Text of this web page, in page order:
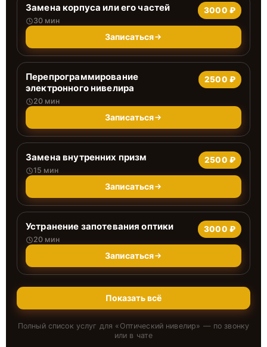
Замена корпуса или его частей
30 мин
3000 ₽
Записаться
Перепрограммирование
электронного нивелира
20 мин
2500 ₽
Записаться
Замена внутренних призм
15 мин
2500 ₽
Записаться
Устранение запотевания оптики
20 мин
3000 ₽
Записаться
Показать всё
Полный список услуг для « Оптический нивелир» — по звонку
или в чате